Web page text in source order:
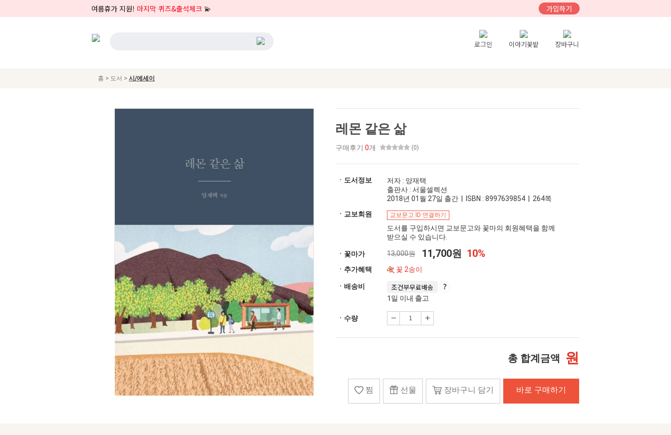
여름휴가 지원! 마지막 퀴즈&출석체크 💫 가입하기
로그인 이야기꽃밭 장바구니
홈 > 도서 > 시/에세이
레몬 같은 삶
구매후기 0개 (0)
ㆍ도서정보
저자 : 양재택
출판사 : 서울셀렉션
2018년 01월 27일 출간 | ISBN : 8997639854 | 264쪽
ㆍ교보회원
교보문고 ID 연결하기
도서를 구입하시면 교보문고와 꽃마의 회원혜택을 함께
받으실 수 있습니다.
ㆍ꽃마가 13,000원 11,700원 10%
ㆍ추가혜택 꽃 2송이
ㆍ배송비 조건부무료배송
1일 이내 출고
ㆍ수량
총 합계금액 원
찜 선물 장바구니 담기 바로 구매하기